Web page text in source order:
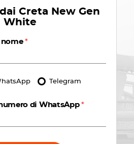
Creta New Gen
White
nome*
Telegram
di WhatsApp*